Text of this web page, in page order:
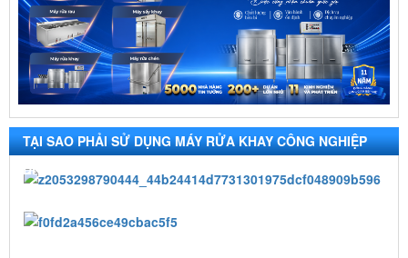
TẠI SAO PHẢI SỬ DỤNG MÁY RỬA KHAY CÔNG NGHIỆP
DIWA